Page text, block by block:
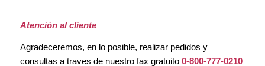
Atención al cliente
Agradeceremos, en lo posible, realizar pedidos y
consultas a traves de nuestro fax gratuito 0-800-777-0210